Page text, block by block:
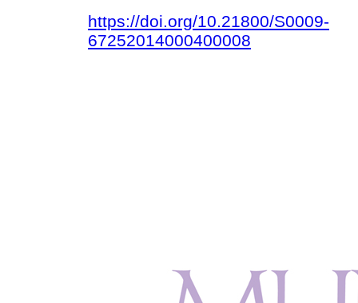
https://doi.org/10.21800/S0009-
67252014000400008